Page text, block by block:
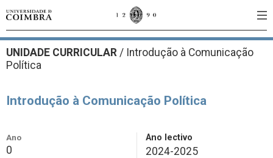
UNIDADE CURRICULAR / Introdução à Comunicação
Política
Introdução à Comunicação Política
Ano
0
Ano lectivo
2024-2025